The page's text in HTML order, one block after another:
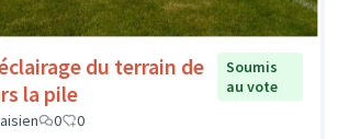
du terrain de
la pile
Soumis
au vote
0 0